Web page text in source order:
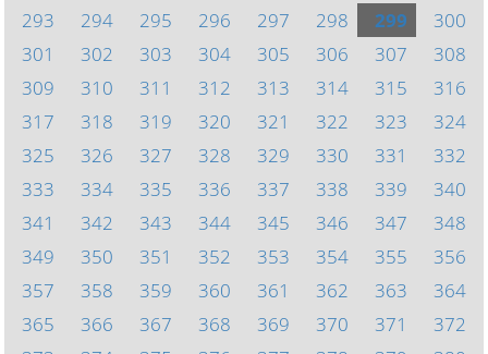
293
294 295 296 297 298 299
300
301
302 303 304 305 306 307
308
309
310 311 312 313 314 315
316
317
318 319 320 321 322 323
324
325
326 327 328 329 330 331
332
333
334 335 336 337 338 339
340
341
342 343 344 345 346 347
348
349
350 351 352 353 354 355
356
357
358 359 360 361 362 363
364
365
366 367 368 369 370 371
372